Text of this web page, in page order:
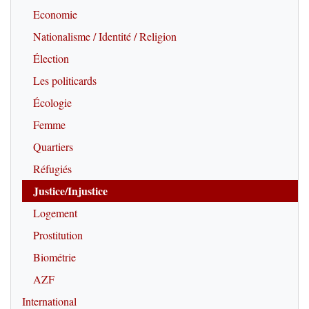
Economie
Nationalisme / Identité / Religion
Élection
Les politicards
Écologie
Femme
Quartiers
Réfugiés
Justice/Injustice
Logement
Prostitution
Biométrie
AZF
International